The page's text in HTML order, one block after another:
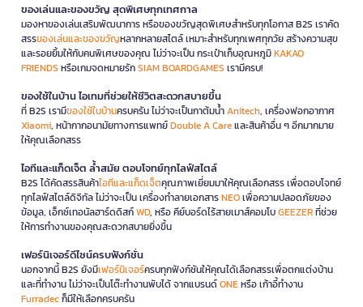
ของเล่นและของขวัญ สุดพิเศษทุกเทศกาล
มองหาของเล่นเสริมพัฒนาการ หรือของขวัญสุดพิเศษสำหรับทุกโอกาส B2S เราคัด
สรรของเล่นและของขวัญหลากหลายสไตล์ เหมาะสำหรับทุกเพศทุกวัย สร้างความสุข
และรอยยิ้มให้กับคนพิเศษของคุณ ไม่ว่าจะเป็น กระเป๋าเก็บอุณหภูมิKAKAO
FRIENDS หรือเกมจดหมายรักSIAM BOARDGAMES เรามีครบ!
ของใช้ในบ้าน ไอเทมที่ช่วยให้ชีวิตสะดวกสบายขึ้น
ที่ B2S เรามีของใช้ในบ้านครบครัน ไม่ว่าจะเป็นกาต้มน้ำAnitech, เครื่องฟอกอากาศ
Xiaomi, หน้ากากอนามัยทางการแพทย์Double A Careและสินค้าอื่น ๆ อีกมากมาย
ให้คุณเลือกสรร
ไอทีและแก็ดเจ็ต ล้ำสมัย ตอบโจทย์ทุกไลฟ์สไตล์
B2S ได้คัดสรรสินค้าไอทีและแก็ดเจ็ตคุณภาพเยี่ยมมาให้คุณเลือกสรร เพื่อตอบโจทย์
ทุกไลฟ์สไตล์ดิจิทัล ไม่ว่าจะเป็น เครื่องทำลายเอกสารNEOเพื่อความปลอดภัยของ
ข้อมูล, เอ็กซ์เทอนัลฮาร์ดดิสก์WD, หรือ คีย์บอร์ดไร้สายเมาส์คอมโบGEEZERที่ช่วย
ให้การทำงานของคุณสะดวกสบายยิ่งขึ้น
เฟอร์นิเจอร์ดีไซน์ครบฟังก์ชั่น
นอกจากนี้ B2S ยังมีเฟอร์นิเจอร์ครบทุกฟังก์ชันให้คุณได้เลือกสรรเพื่อตกแต่งบ้าน
และที่ทำงาน ไม่ว่าจะเป็นโต๊ะทำงานพับได้ จากแบรนด์ONEหรือ เก้าอี้ทำงาน
Furradecก็มีให้เลือกครบครัน